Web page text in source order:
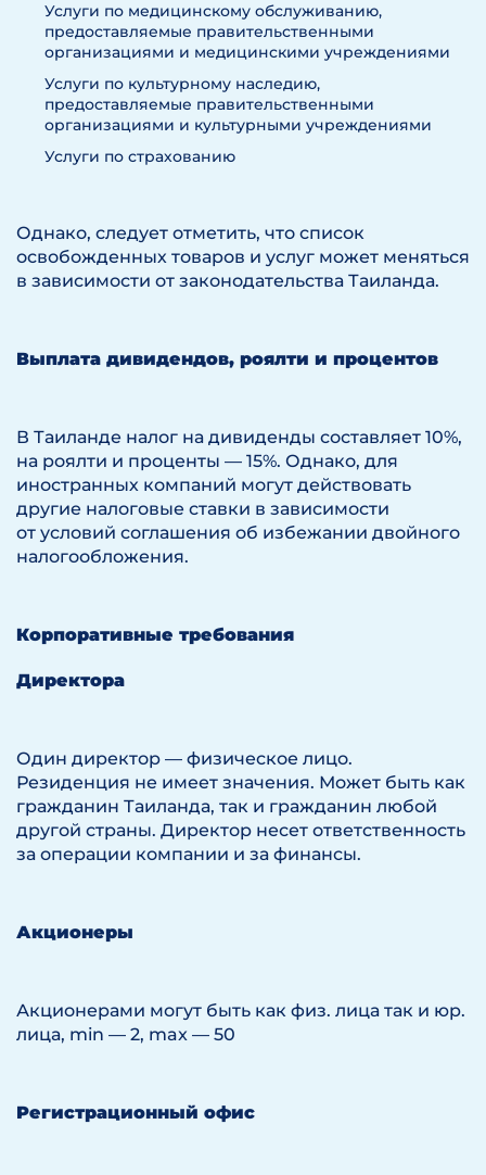
Услуги по медицинскому обслуживанию,
предоставляемые правительственными
организациями и медицинскими учреждениями
Услуги по культурному наследию,
предоставляемые правительственными
организациями и культурными учреждениями
Услуги по страхованию
Однако, следует отметить, что список
освобожденных товаров и услуг может меняться
в зависимости от законодательства Таиланда.
Выплата дивидендов, роялти и процентов
В Таиланде налог на дивиденды составляет 10%,
на роялти и проценты — 15%. Однако, для
иностранных компаний могут действовать
другие налоговые ставки в зависимости
от условий соглашения об избежании двойного
налогообложения.
Корпоративные требования
Директора
Один директор — физическое лицо.
Резиденция не имеет значения. Может быть как
гражданин Таиланда, так и гражданин любой
другой страны. Директор несет ответственность
за операции компании и за финансы.
Акционеры
Акционерами могут быть как физ. лица так и юр.
лица, min — 2, max — 50
Регистрационный офис